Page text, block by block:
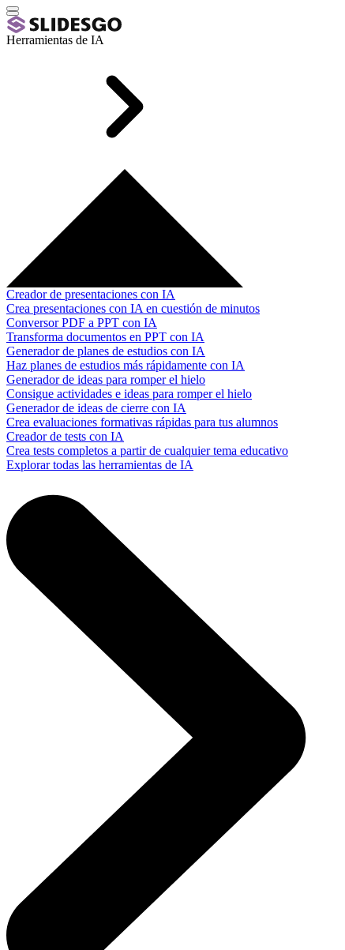
Herramientas de IA
Creador de presentaciones con IA
Crea presentaciones con IA en cuestión de minutos
Conversor PDF a PPT con IA
Transforma documentos en PPT con IA
Generador de planes de estudios con IA
Haz planes de estudios más rápidamente con IA
Generador de ideas para romper el hielo
Consigue actividades e ideas para romper el hielo
Generador de ideas de cierre con IA
Crea evaluaciones formativas rápidas para tus alumnos
Creador de tests con IA
Crea tests completos a partir de cualquier tema educativo
Explorar todas las herramientas de IA